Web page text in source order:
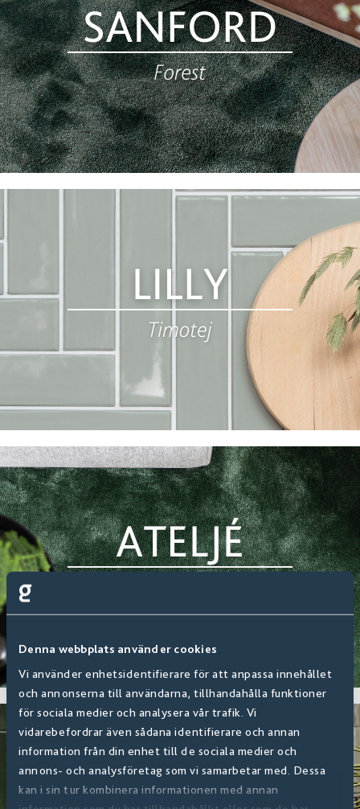
Denna webbplats använder cookies
Vi använder enhetsidentifierare för att anpassa innehållet
och annonserna till användarna, tillhandahålla funktioner
för sociala medier och analysera vår trafik. Vi
vidarebefordrar även sådana identifierare och annan
information från din enhet till de sociala medier och
annons- och analysföretag som vi samarbetar med. Dessa
kan i sin tur kombinera informationen med annan